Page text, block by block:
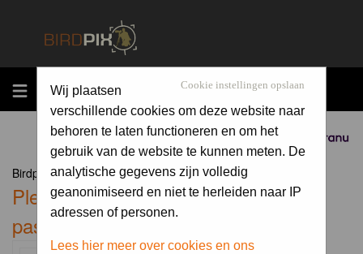
MENU
Sponsored by
Cookie instellingen opslaan
Wij plaatsen
verschillende cookies om deze website naar
behoren te laten functioneren en om het
gebruik van de website te kunnen meten. De
analytische gegevens zijn volledig
geanonimiseerd en niet te herleiden naar IP
adressen of personen.
Lees hier meer over cookies en ons
Birdpix.nl Forum Index
Please enter your username and
password to log in.